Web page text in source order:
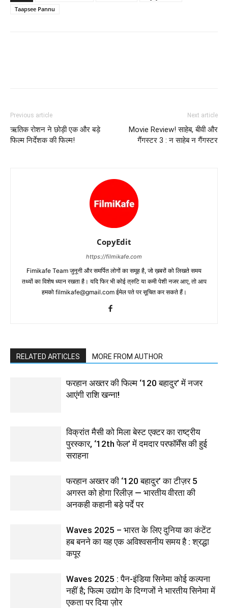
Taapsee Pannu
Previous article
ऋतिक रोशन ने छोड़ी एक और बड़े
फिल्म निर्देशक की फिल्म!
Next article
Movie Review! साहेब, बीवी और
गैंगस्टर 3 : न साहेब न गैंगस्टर
CopyEdit
https://filmikafe.com
Fimikafe Team जुनूनी और समर्पित लोगों का समूह है, जो ख़बरों को लिखते समय
तथ्‍यों का विशेष ध्‍यान रखता है। यदि फिर भी कोई त्रुटि या कमी पेशी नजर आए, तो आप
हमको filmikafe@gmail.com ईमेल पते पर सूचित कर सकते हैं।
RELATED ARTICLES MORE FROM AUTHOR
फरहान अख्तर की फिल्म ‘120 बहादुर’ में नजर
आएंगी राशि खन्ना!
विक्रांत मैसी को मिला बेस्ट एक्टर का राष्ट्रीय
पुरस्कार, ‘12th फेल’ में दमदार परफॉर्मेंस की हुई
सराहना
फरहान अख्तर की ‘120 बहादुर’ का टीज़र 5
अगस्त को होगा रिलीज़ — भारतीय वीरता की
अनकही कहानी बड़े पर्दे पर
Waves 2025 – भारत के लिए दुनिया का कंटेंट
हब बनने का यह एक अविश्वसनीय समय है : श्रद्धा
कपूर
Waves 2025 : पैन-इंडिया सिनेमा कोई कल्पना
नहीं है; फिल्म उद्योग के दिग्गजों ने भारतीय सिनेमा में
एकता पर दिया ज़ोर